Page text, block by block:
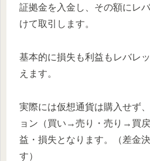
証拠金を入金し、その額にレ
けて取引します。
基本的に損失も利益もレバレ
えます。
実際には仮想通貨は購入せず
ョン（買い→売り・売り→買
益・損失となります。（差金
す）